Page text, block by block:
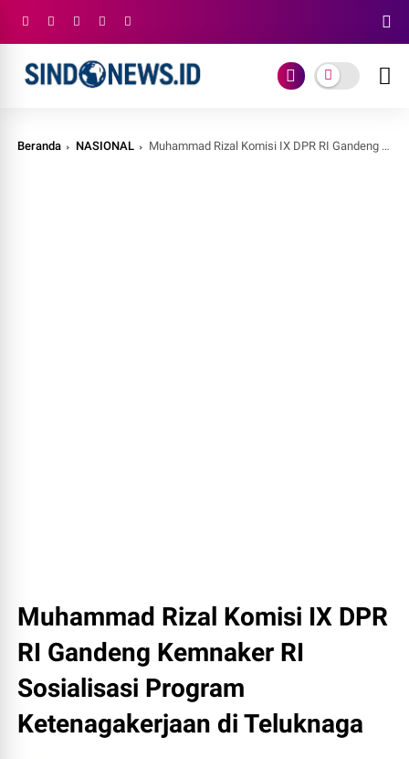
Beranda NASIONAL Muhammad Rizal Komisi IX DPR RI Gandeng Kemnaker RI Sosialisasi Program Ketenagakerjaan di Teluknaga
Muhammad Rizal Komisi IX DPR
RI Gandeng Kemnaker RI
Sosialisasi Program
Ketenagakerjaan di Teluknaga